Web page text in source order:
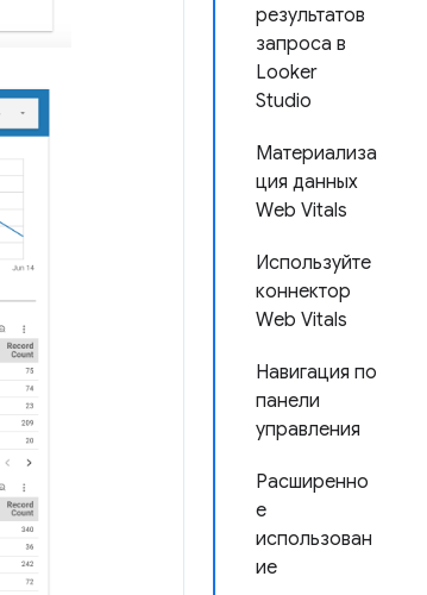
результатов
запроса в
Looker
Studio
Материализа
ция данных
Web Vitals
Используйте
коннектор
Web Vitals
Навигация по
панели
управления
Расширенно
е
использован
ие